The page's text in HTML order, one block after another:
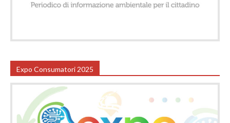
Expo Consumatori 2025